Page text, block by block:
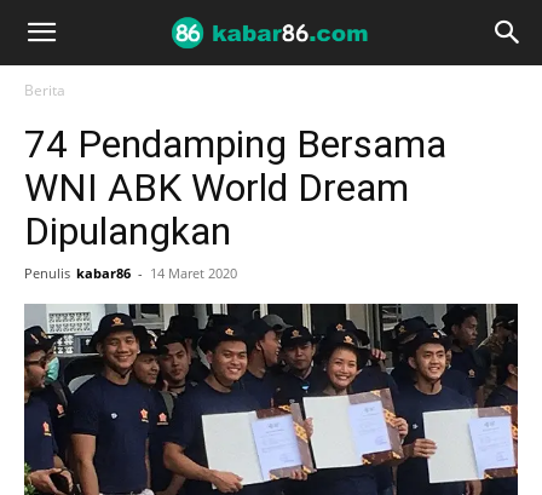
Berita
74 Pendamping Bersama
WNI ABK World Dream
Dipulangkan
Penulis kabar86 - 14 Maret 2020